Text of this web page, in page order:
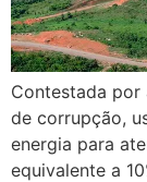
Contestada por
de corrupção,
energia para
equivalente a